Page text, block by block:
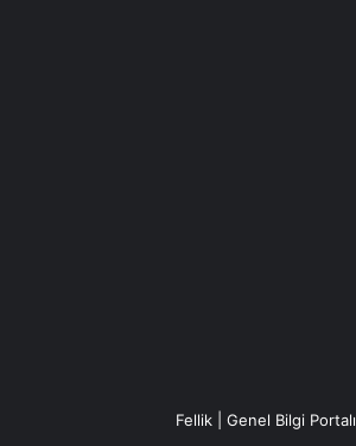
Fellik | Genel Bilgi Portalı